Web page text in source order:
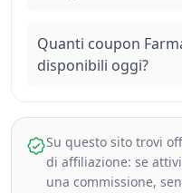
Quanti coupon
disponibili oggi?
Su questo sito trovi
di affiliazione: se
una commissione,